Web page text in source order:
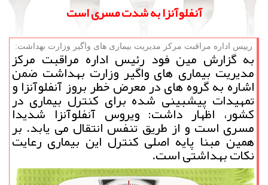
آنفلوآنزا به شدت مسری است
رییس اداره مراقبت مركز مدیریت بیماری های واگیر وزارت بهداشت:
به گزارش مین فود رئیس اداره مراقبت مركز
مدیریت بیماری های واگیر وزارت بهداشت ضمن
اشاره به گروه های در معرض خطر بروز آنفلوآنزا و
تمهیدات پیشبینی شده برای كنترل بیماری در
كشور، اظهار داشت: ویروس آنفلوآنزا شدیدا
مسری است و از طریق تنفس انتقال می یابد. بر
همین مبنا پایه اصلی كنترل این بیماری رعایت
نكات بهداشتی است.